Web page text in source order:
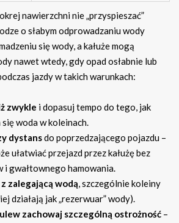
nawierzchni nie „przyspieszać”
o słabym odprowadzaniu wody
się wody, a kałuże mogą
nawet wtedy, gdy opad osłabnie lub
jazdy w takich warunkach:
zwykle i dopasuj tempo do tego, jak
woda w koleinach.
dystansdo poprzedzającego pojazdu –
ułatwiać przejazd przez kałużę bez
i gwałtownego hamowania.
zalegającą wodą, szczególnie koleiny
działają jak „rezerwuar” wody).
zachowaj szczególną ostrożność –